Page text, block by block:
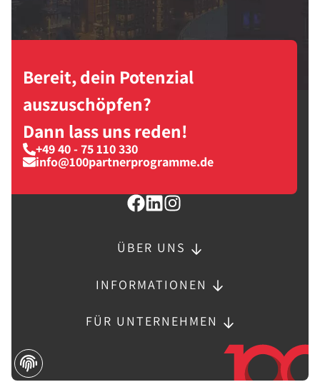
Bereit, dein Potenzial
auszuschöpfen?
Dann lass uns reden!
+49 40 - 75 110 330
info@100partnerprogramme.de
ÜBER UNS
INFORMATIONEN
FÜR UNTERNEHMEN